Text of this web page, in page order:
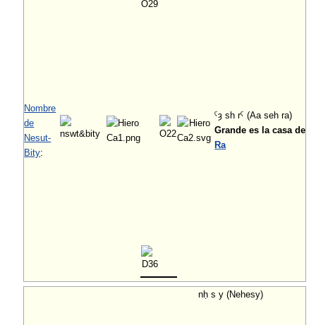
Nombre
de
Nesut-
Bity:
ˁȝ sh rˁ (Aa seh ra)
Grande es la casa de
Ra
nḥ s y (Nehesy)